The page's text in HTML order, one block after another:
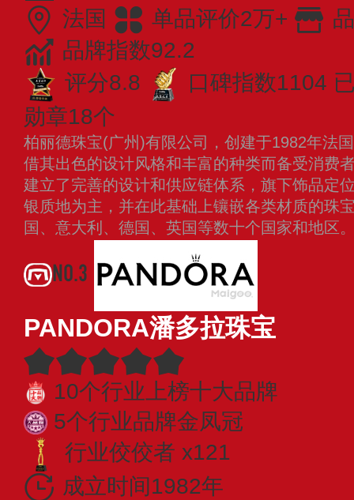
法国
单品评价2万+
品牌指数92.2
评分8.8
口碑指数1104
勋章18个
柏丽德珠宝(广州)有限公司，创建于1982年法
借其出色的设计风格和丰富的种类而备受消费
建立了完善的设计和供应链体系，旗下饰品定
银质地为主，并在此基础上镶嵌各类材质的珠
国、意大利、德国、英国等数十个国家和地区
NO.3
PANDORA潘多拉珠宝
10个行业上榜十大品牌
5个行业品牌金凤冠
行业佼佼者 x121
成立时间1982年